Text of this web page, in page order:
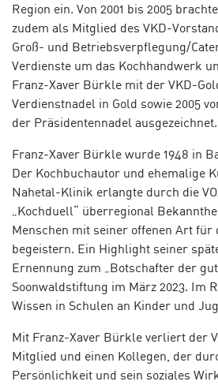
Region ein. Von 2001 bis 2005
zudem als Mitglied des VKD-
Groß- und Betriebsverpflegung/
Verdienste um das Kochhandwerk
Franz-Xaver Bürkle mit der VKD-
Verdienstnadel in Gold sowie 2005
der Präsidentennadel ausgezeichnet.
Franz-Xaver Bürkle wurde 1948 in
Der Kochbuchautor und ehemalige
Nahetal-Klinik erlangte durch die
„Kochduell“ überregional
Menschen mit seiner offenen Art für
begeistern. Ein Highlight seiner
Ernennung zum „Botschafter der
Soonwaldstiftung im März 2023. Im
Wissen in Schulen an Kinder und
Mit Franz-Xaver Bürkle verliert der
Mitglied und einen Kollegen, der
Persönlichkeit und sein soziales